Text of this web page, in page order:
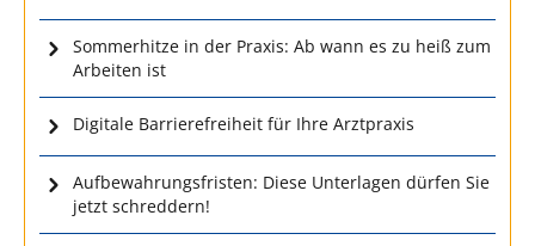
Sommerhitze in der Praxis: Ab wann es zu heiß zum
Arbeiten ist
Digitale Barrierefreiheit für Ihre Arztpraxis
Aufbewahrungsfristen: Diese Unterlagen dürfen Sie
jetzt schreddern!